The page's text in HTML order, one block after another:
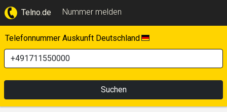
Telno.de Nummer melden
Telefonnummer Auskunft Deutschland
Suchen